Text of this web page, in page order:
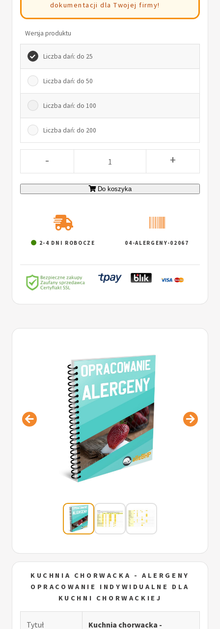
KUCHNIA CHORWACKA - ALERGENY
OPRACOWANIE INDYWIDUALNE DLA
KUCHNI CHORWACKIEJ
Tytuł
Kuchnia chorwacka -
dokumentacji dla Twojej firmy!
Wersja produktu
Liczba dań: do 25
Liczba dań: do 50
Liczba dań: do 100
Liczba dań: do 200
- +
Do koszyka
2-4 DNI ROBOCZE 04-ALERGENY-02067